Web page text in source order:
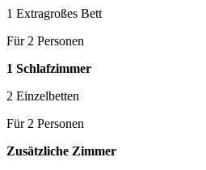
1 Extragroßes Bett
Für 2 Personen
1 Schlafzimmer
2 Einzelbetten
Für 2 Personen
Zusätzliche Zimmer